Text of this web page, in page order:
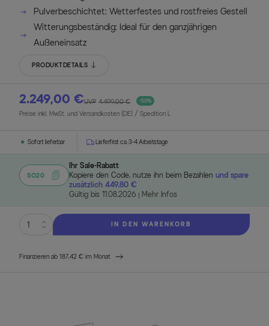
Pulverbeschichtet: Wetterfestes und rostfreies Gestell
Witterungsbeständig: Ideal für den ganzjährigen
Außeneinsatz
PRODUKTDETAILS
2.249,00 € -50%
UVP 4.499,00 €
Preise inkl. MwSt. und Versandkosten (DE) / Spedition L
Sofort lieferbar Lieferfrist ca. 3-4 Arbeitstage
SO20
Ihr Sale-Rabatt
Kopiere den Code, nutze ihn beim Bezahlen und spare
zusätzlich 449,80 €
Gültig bis 11.08.2026
Mehr Infos
IN DEN WARENKORB
Finanzieren ab 187,42 € im Monat